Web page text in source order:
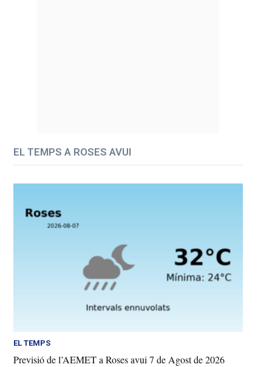
EL TEMPS A ROSES AVUI
EL TEMPS
Previsió de l’AEMET a Roses avui 7 de Agost de 2026